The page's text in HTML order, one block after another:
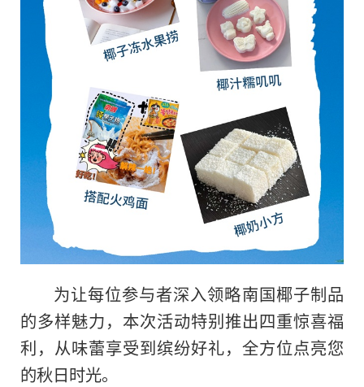
为让每位参与者深入领略南国椰子制品
的多样魅力，本次活动特别推出四重惊喜福
利，从味蕾享受到缤纷好礼，全方位点亮您
的秋日时光。